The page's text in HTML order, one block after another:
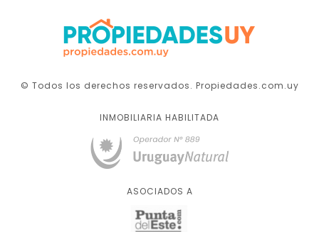
© Todos los derechos reservados. Propiedades.com.uy
INMOBILIARIA HABILITADA
ASOCIADOS A